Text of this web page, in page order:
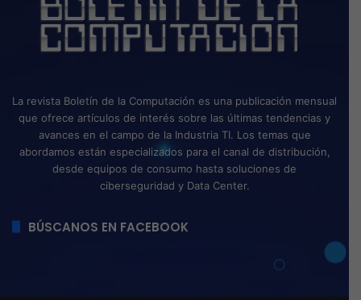
La revista Boletín de la Computación es una publicación mensual
que ofrece artículos de interés sobre las últimas tendencias y
avances en el campo de la Industria TI. Los temas que
abordamos están especializados para el canal de distribución,
desde equipos de consumo hasta soluciones de
ciberseguridad y Data Center.
BÚSCANOS EN FACEBOOK